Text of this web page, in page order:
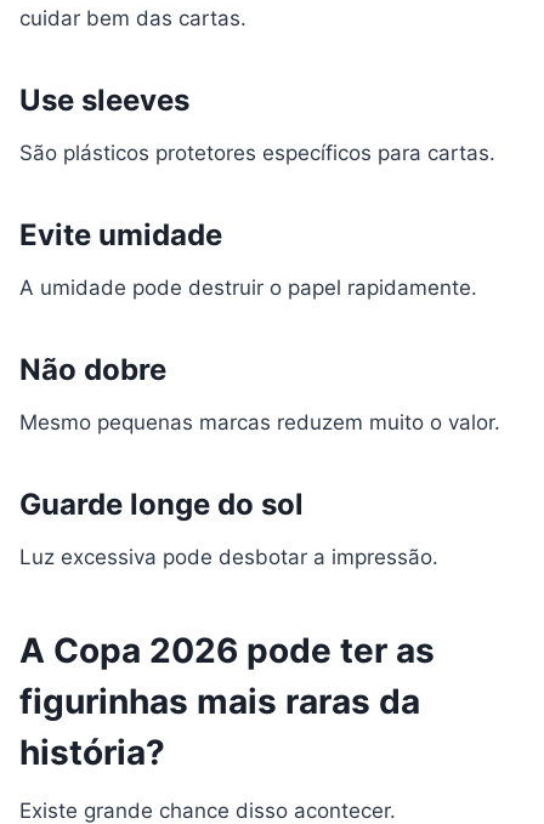
cuidar bem das cartas.
Use sleeves
São plásticos protetores específicos para cartas.
Evite umidade
A umidade pode destruir o papel rapidamente.
Não dobre
Mesmo pequenas marcas reduzem muito o valor.
Guarde longe do sol
Luz excessiva pode desbotar a impressão.
A Copa 2026 pode ter as
figurinhas mais raras da
história?
Existe grande chance disso acontecer.